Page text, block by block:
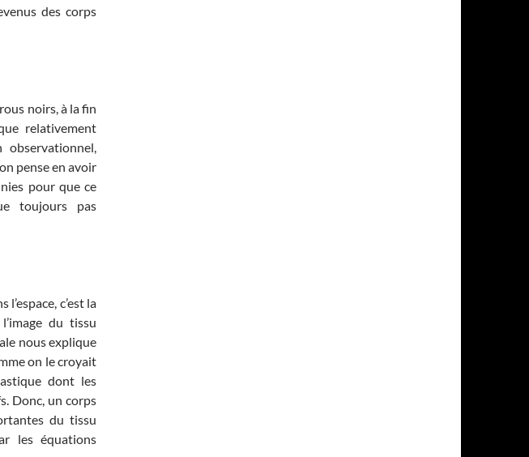
des corps
noirs, à la fin
relativement
pense en avoir
pour que ce
toujours pas
c’est la
du tissu
nous explique
on le croyait
dont les
Donc, un corps
du tissu
les équations